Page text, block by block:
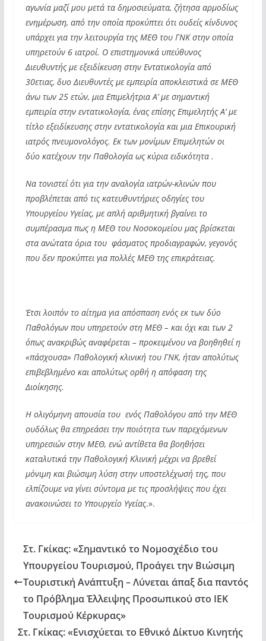
αγωνία μαζί μου μετά τα δημοσιεύματα, ζήτησα αρμοδίως
ενημέρωση, από την οποία προκύπτει ότι ουδείς κίνδυνος
υπάρχει για την λειτουργία της ΜΕΘ του ΓΝΚ στην οποία
υπηρετούν 6 ιατροί. Ο επιστημονικά υπεύθυνος
Διευθυντής με εξειδίκευση στην Εντατικολογία από
30ετιας, δυο Διευθυντές με εμπειρία αποκλειστικά σε ΜΕΘ
άνω των 25 ετών, μια Επιμελήτρια Α’ με σημαντική
εμπειρία στην εντατικολογία, ένας επίσης Επιμελητής Α’ με
τίτλο εξειδίκευσης στην εντατικολογία και μια Επικουρική
ιατρός πνευμονολόγος. Εκ των μονίμων Επιμελητών οι
δύο κατέχουν την Παθολογία ως κύρια ειδικότητα .
Να τονιστεί ότι για την αναλογία ιατρών-κλινών που
προβλέπεται από τις κατευθυντήριες οδηγίες του
Υπουργείου Υγείας, με απλή αριθμητική βγαίνει το
συμπέρασμα πως η ΜΕΘ του Νοσοκομείου μας βρίσκεται
στα ανώτατα όρια του φάσματος προδιαγραφών, γεγονός
που δεν προκύπτει για πολλές ΜΕΘ της επικράτειας.
Έτσι λοιπόν το αίτημα για απόσπαση ενός εκ των δύο
Παθολόγων που υπηρετούν στη ΜΕΘ – και όχι και των 2
όπως ανακριβώς αναφέρεται – προκειμένου να βοηθηθεί η
«πάσχουσα» Παθολογική κλινική του ΓΝΚ, ήταν απολύτως
επιβεβλημένο και απολύτως ορθή η απόφαση της
Διοίκησης.
Η ολιγόμηνη απουσία του ενός Παθολόγου από την ΜΕΘ
ουδόλως θα επηρεάσει την ποιότητα των παρεχόμενων
υπηρεσιών στην ΜΕΘ, ενώ αντίθετα θα βοηθήσει
καταλυτικά την Παθολογική Κλινική μέχρι να βρεθεί
μόνιμη και βιώσιμη λύση στην υποστελέχωσή της, που
ελπίζουμε να γίνει σύντομα με τις προσλήψεις που έχει
ανακοινώσει το Υπουργείο Υγείας.».
Στ. Γκίκας: «Σημαντικό το Νομοσχέδιο του
Υπουργείου Τουρισμού, Προάγει την Βιώσιμη
Τουριστική Ανάπτυξη – Λύνεται άπαξ δια παντός
το Πρόβλημα Έλλειψης Προσωπικού στο ΙΕΚ
Τουρισμού Κέρκυρας»
Στ. Γκίκας: «Ενισχύεται το Εθνικό Δίκτυο Κινητής